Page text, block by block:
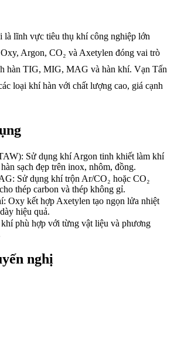
là lĩnh vực tiêu thụ khí công nghiệp lớn
Argon, CO₂ và Axetylen đóng vai trò
hàn TIG, MIG, MAG và hàn khí. Vạn Tấn
loại khí hàn với chất lượng cao, giá cạnh
Sử dụng khí Argon tinh khiết làm khí
sạch đẹp trên inox, nhôm, đồng.
Sử dụng khí trộn Ar/CO₂ hoặc CO₂
thép carbon và thép không gỉ.
Oxy kết hợp Axetylen tạo ngọn lửa nhiệt
hiệu quả.
phù hợp với từng vật liệu và phương
nghị